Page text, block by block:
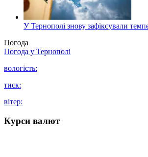
У Тернополі знову зафіксували
Погода
Погода у Тернополі
вологість:
тиск:
вітер:
Курси валют